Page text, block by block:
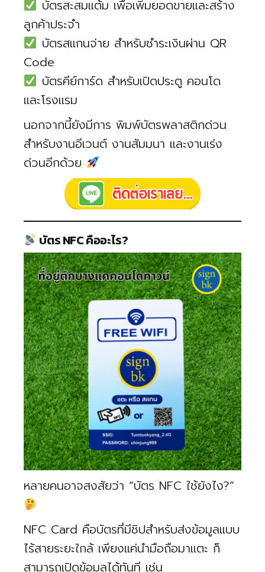
บัตรสะสมแต้ม เพื่อเพิ่มยอดขายและสร้าง
ลูกค้าประจำ
บัตรสแกนจ่าย สำหรับชำระเงินผ่าน QR
Code
บัตรคีย์การ์ด สำหรับเปิดประตู คอนโด
และโรงแรม
นอกจากนี้ยังมีการ พิมพ์บัตรพลาสติกด่วน
สำหรับงานอีเวนต์ งานสัมมนา และงานเร่ง
ด่วนอีกด้วย
บัตร NFC คืออะไร?
หลายคนอาจสงสัยว่า “บัตร NFC ใช้ยังไง?”
NFC Card คือบัตรที่มีชิปสำหรับส่งข้อมูลแบบ
ไร้สายระยะใกล้ เพียงแค่นำมือถือมาแตะ ก็
สามารถเปิดข้อมูลได้ทันที เช่น